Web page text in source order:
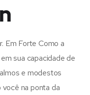
Em Forte Como a
sua capacidade de
e modestos
na ponta da